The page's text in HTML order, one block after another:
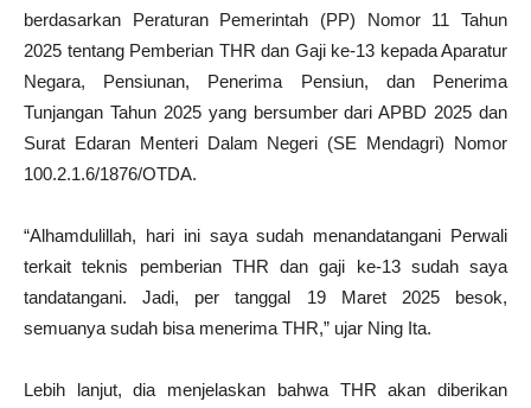
berdasarkan Peraturan Pemerintah (PP) Nomor 11 Tahun
2025 tentang Pemberian THR dan Gaji ke-13 kepada Aparatur
Negara, Pensiunan, Penerima Pensiun, dan Penerima
Tunjangan Tahun 2025 yang bersumber dari APBD 2025 dan
Surat Edaran Menteri Dalam Negeri (SE Mendagri) Nomor
100.2.1.6/1876/OTDA.
“Alhamdulillah, hari ini saya sudah menandatangani Perwali
terkait teknis pemberian THR dan gaji ke-13 sudah saya
tandatangani. Jadi, per tanggal 19 Maret 2025 besok,
semuanya sudah bisa menerima THR,” ujar Ning Ita.
Lebih lanjut, dia menjelaskan bahwa THR akan diberikan